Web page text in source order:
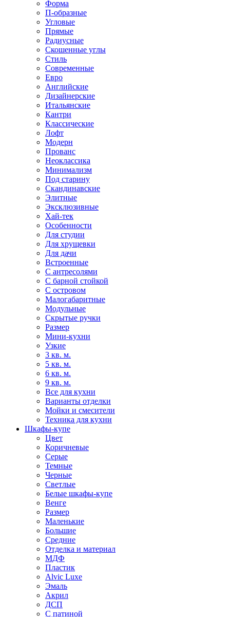
Форма
П-образные
Угловые
Прямые
Радиусные
Скошенные углы
Стиль
Современные
Евро
Английские
Дизайнерские
Итальянские
Кантри
Классические
Лофт
Модерн
Прованс
Неоклассика
Минимализм
Под старину
Скандинавские
Элитные
Эксклюзивные
Хай-тек
Особенности
Для студии
Для хрущевки
Для дачи
Встроенные
С антресолями
С барной стойкой
С островом
Малогабаритные
Модульные
Скрытые ручки
Размер
Мини-кухни
Узкие
3 кв. м.
5 кв. м.
6 кв. м.
9 кв. м.
Все для кухни
Варианты отделки
Мойки и смесители
Техника для кухни
Шкафы-купе
Цвет
Коричневые
Серые
Темные
Черные
Светлые
Белые шкафы-купе
Венге
Размер
Маленькие
Большие
Средние
Отделка и материал
МДФ
Пластик
Alvic Luxe
Эмаль
Акрил
ДСП
С патиной